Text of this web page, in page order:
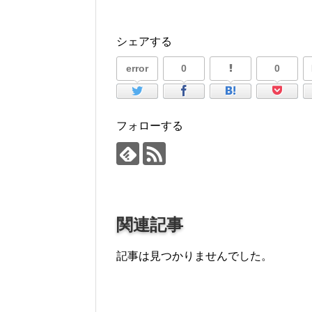
シェアする
error 0 0
フォローする
関連記事
記事は見つかりませんでした。